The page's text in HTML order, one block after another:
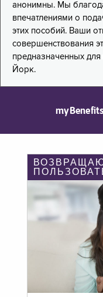
анонимны. Мы
впечатлениями о
этих пособий. Ваши
совершенствования
предназначенных
Йорк.